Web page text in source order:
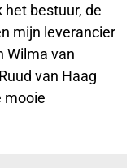
het bestuur, de
mijn leverancier
Wilma van
van Haag
mooie